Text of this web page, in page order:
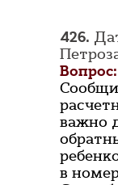
426.
Вопрос:
важно
в